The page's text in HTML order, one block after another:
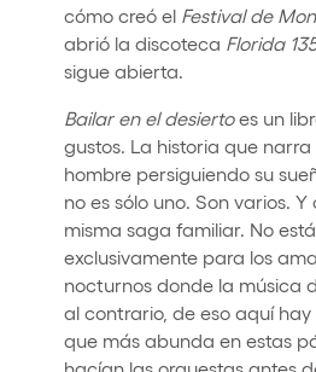
cómo creó el Festival de
abrió la discoteca Florida 135
sigue abierta.
Bailar en el desiertoes un
gustos. La historia que narra
hombre persiguiendo su
no es sólo uno. Son varios.
misma saga familiar. No
exclusivamente para los
nocturnos donde la música
al contrario, de eso aquí
que más abunda en estas